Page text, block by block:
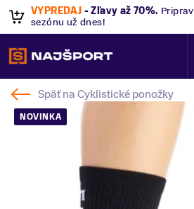
VÝPREDAJ - Zľavy až 70%.
sezónu už dnes!
Späť naCyklistické ponožky
NOVINKA